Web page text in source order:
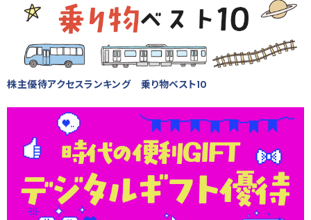
株主優待アクセスランキング 乗り物ベスト10